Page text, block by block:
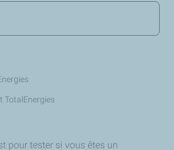
TotalEnergies
pour tester si vous êtes un